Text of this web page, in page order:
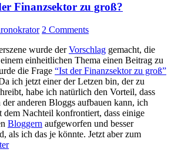
Finanzsektor zu groß?
2 Comments
wurde derVorschlag gemacht, die
einheitlichen Thema einen Beitrag zu
die Frage “Ist der Finanzsektor zu groß”
ich jetzt einer der Letzen bin, der zu
habe ich natürlich den Vorteil, dass
anderen Bloggs aufbauen kann, ich
dem Nachteil konfrontiert, dass einige
Bloggern aufgeworfen und besser
als ich das je könnte. Jetzt aber zum